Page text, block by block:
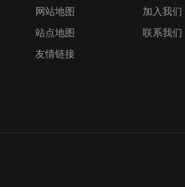
网站地图
站点地图
友情链接
加入我们
联系我们